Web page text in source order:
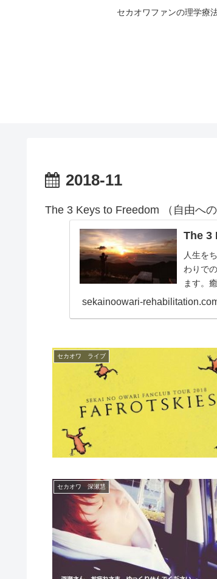
セカオワファンの理学療
2018-11
The 3 Keys to Freedom （自由への
The 3
人生を
わりで
ます。
きを取
sekainoowari-
セカオワ ライブ
セカオワ 深瀬慧